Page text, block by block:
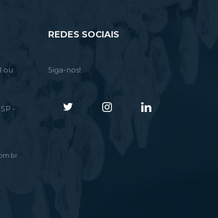
ou
-
REDES SOCIAIS
Siga-nos!